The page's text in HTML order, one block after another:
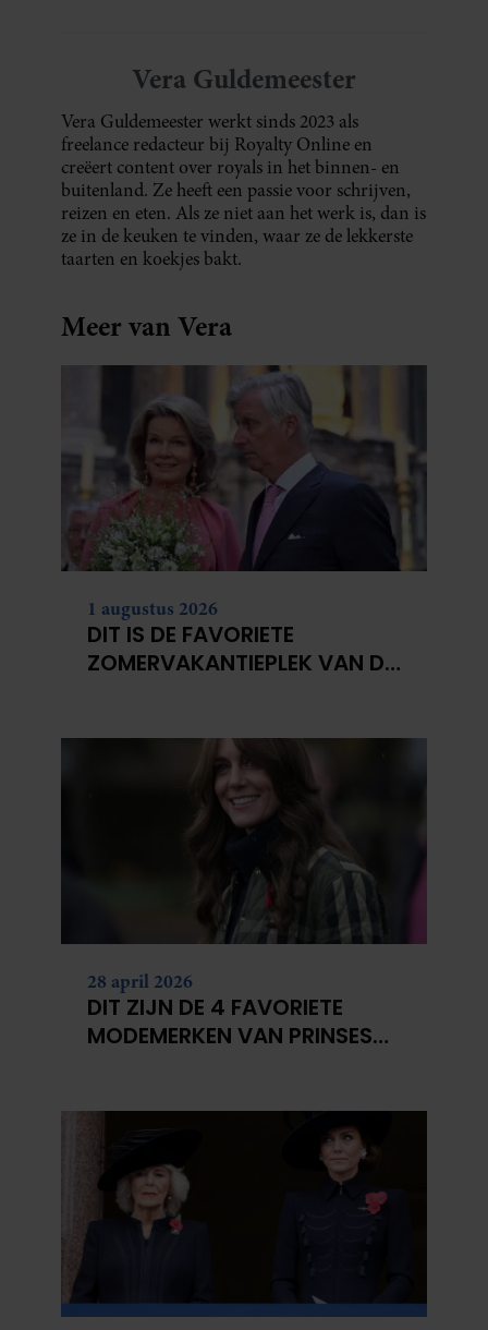
Vera Guldemeester
Vera Guldemeester werkt sinds 2023 als
freelance redacteur bij Royalty Online en
creëert content over royals in het binnen- en
buitenland. Ze heeft een passie voor schrijven,
reizen en eten. Als ze niet aan het werk is, dan is
ze in de keuken te vinden, waar ze de lekkerste
taarten en koekjes bakt.
Meer van Vera
1 augustus 2026
DIT IS DE FAVORIETE
ZOMERVAKANTIEPLEK VAN DE
28 april 2026
DIT ZIJN DE 4 FAVORIETE
MODEMERKEN VAN PRINSES